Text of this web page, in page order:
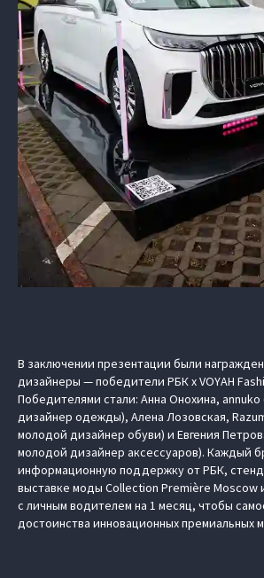
В заключении презентации были
дизайнеры — победители РБК х VOYAH
Победителями стали: Анна Онохина,
дизайнер одежды), Алена Лозовская,
молодой дизайнер обуви) и Евгения
молодой дизайнер аксессуаров). Каждый
информационную поддержку от РБК,
выставке моды Collection Première Moscow
с личным водителем на 1 месяц, чтобы
достоинства инновационных премиальных